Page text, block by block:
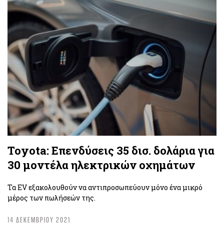
Toyota: Επενδύσεις 35 δισ. δολάρια για
30 μοντέλα ηλεκτρικών οχημάτων
Τα EV εξακολουθούν να αντιπροσωπεύουν μόνο ένα μικρό
μέρος των πωλήσεών της.
14 ΔΕΚΕΜΒΡΙΟΥ 2021